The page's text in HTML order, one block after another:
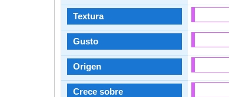
Textura
Gusto
Origen
Crece sobre